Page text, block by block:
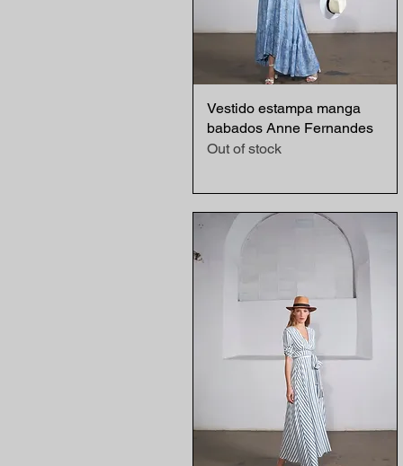
Quick View
Vestido estampa manga
babados Anne Fernandes
Out of stock